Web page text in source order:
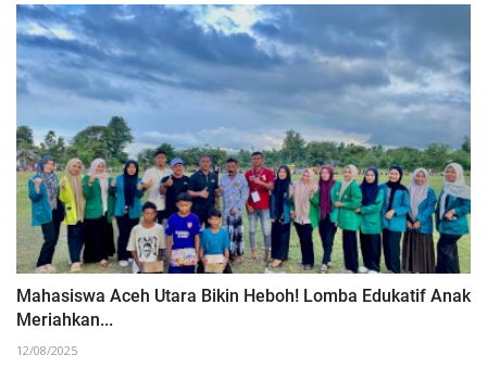
Mahasiswa Aceh Utara Bikin Heboh! Lomba Edukatif Anak
Meriahkan...
12/08/2025